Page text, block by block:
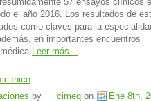
el año 2016. Los resultados de
como claves para la
en importantes encuentros
Leer más…
clínico.
by cimeq on
Ene 8th,